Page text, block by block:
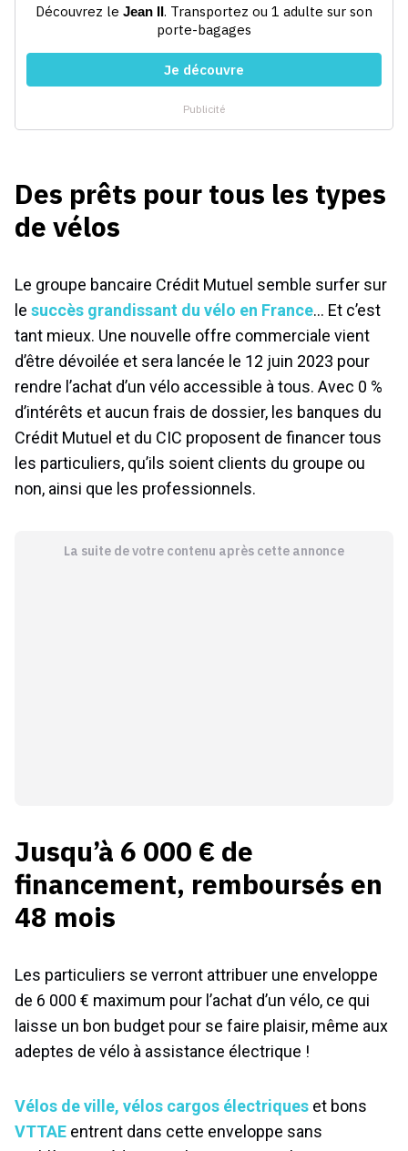
Des prêts pour tous les types
de vélos
Le groupe bancaire Crédit Mutuel semble surfer sur
le succès grandissant du vélo en France… Et c’est
tant mieux. Une nouvelle offre commerciale vient
d’être dévoilée et sera lancée le 12 juin 2023 pour
rendre l’achat d’un vélo accessible à tous. Avec 0 %
d’intérêts et aucun frais de dossier, les banques du
Crédit Mutuel et du CIC proposent de financer tous
les particuliers, qu’ils soient clients du groupe ou
non, ainsi que les professionnels.
La suite de votre contenu après cette annonce
Jusqu’à 6 000 € de
financement, remboursés en
48 mois
Les particuliers se verront attribuer une enveloppe
de 6 000 € maximum pour l’achat d’un vélo, ce qui
laisse un bon budget pour se faire plaisir, même aux
adeptes de vélo à assistance électrique !
Vélos de ville, vélos cargos électriques et bons
VTTAE entrent dans cette enveloppe sans